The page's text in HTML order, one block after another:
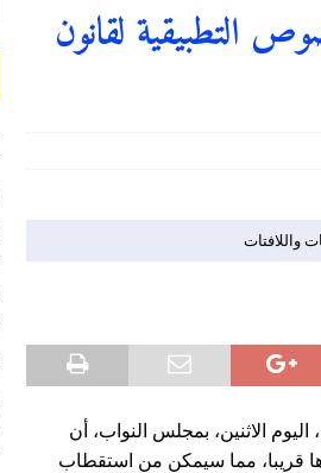
التطبيقية لقانون
واللافتات
الاثنين، بمجلس النواب، أن
قريبا، مما سيمكن من استقطاب